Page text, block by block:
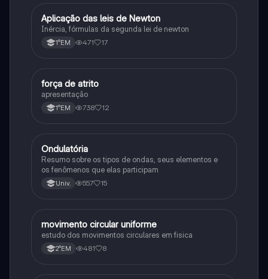
Física
Aplicação das leis de Newton
Inércia, fórmulas da segunda lei de newton
1°EM 471 17
Física
força de atrito
apresentação
1°EM 738 12
Física
Ondulatória
Resumo sobre os tipos de ondas, seus elementos e
os fenômenos que elas participam
Univ. 557 15
Física
movimento circular uniforme
estudo dos movimentos circulares em fisica
2°EM 481 8